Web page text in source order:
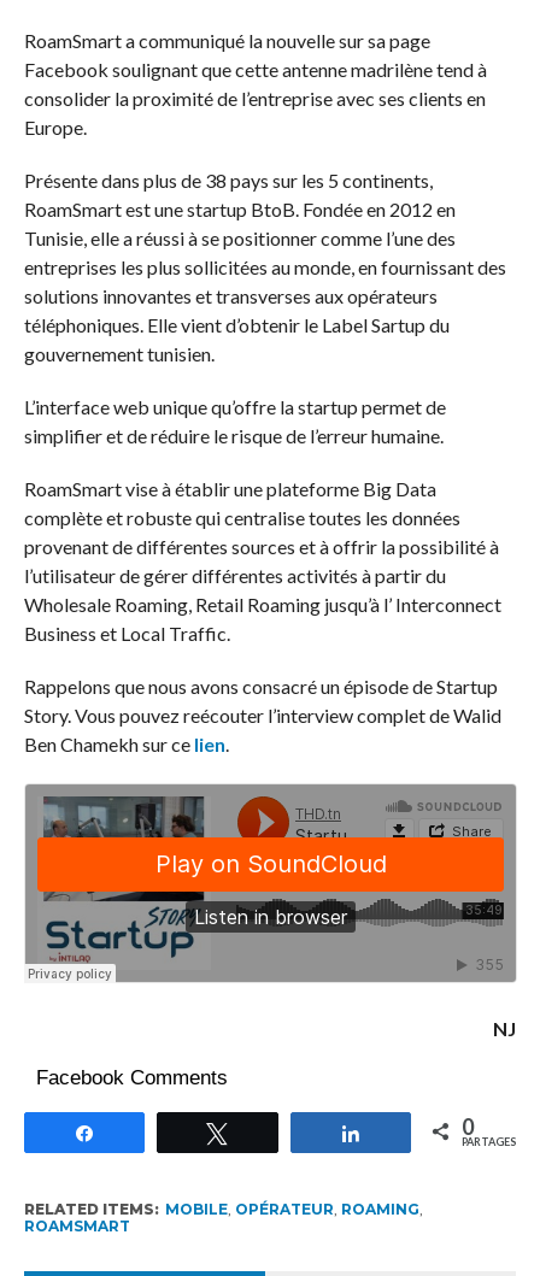
RoamSmart a communiqué la nouvelle sur sa page
Facebook soulignant que cette antenne madrilène tend à
consolider la proximité de l’entreprise avec ses clients en
Europe.
Présente dans plus de 38 pays sur les 5 continents,
RoamSmart est une startup BtoB. Fondée en 2012 en
Tunisie, elle a réussi à se positionner comme l’une des
entreprises les plus sollicitées au monde, en fournissant des
solutions innovantes et transverses aux opérateurs
téléphoniques. Elle vient d’obtenir le Label Sartup du
gouvernement tunisien.
L’interface web unique qu’offre la startup permet de
simplifier et de réduire le risque de l’erreur humaine.
RoamSmart vise à établir une plateforme Big Data
complète et robuste qui centralise toutes les données
provenant de différentes sources et à offrir la possibilité à
l’utilisateur de gérer différentes activités à partir du
Wholesale Roaming, Retail Roaming jusqu’à l’ Interconnect
Business et Local Traffic.
Rappelons que nous avons consacré un épisode de Startup
Story. Vous pouvez reécouter l’interview complet de Walid
Ben Chamekh sur ce lien
NJ
Facebook Comments
Partagez 0
PARTAGES
RELATED ITEMS: MOBILE, OPÉRATEUR ROAMING
ROAMSMART